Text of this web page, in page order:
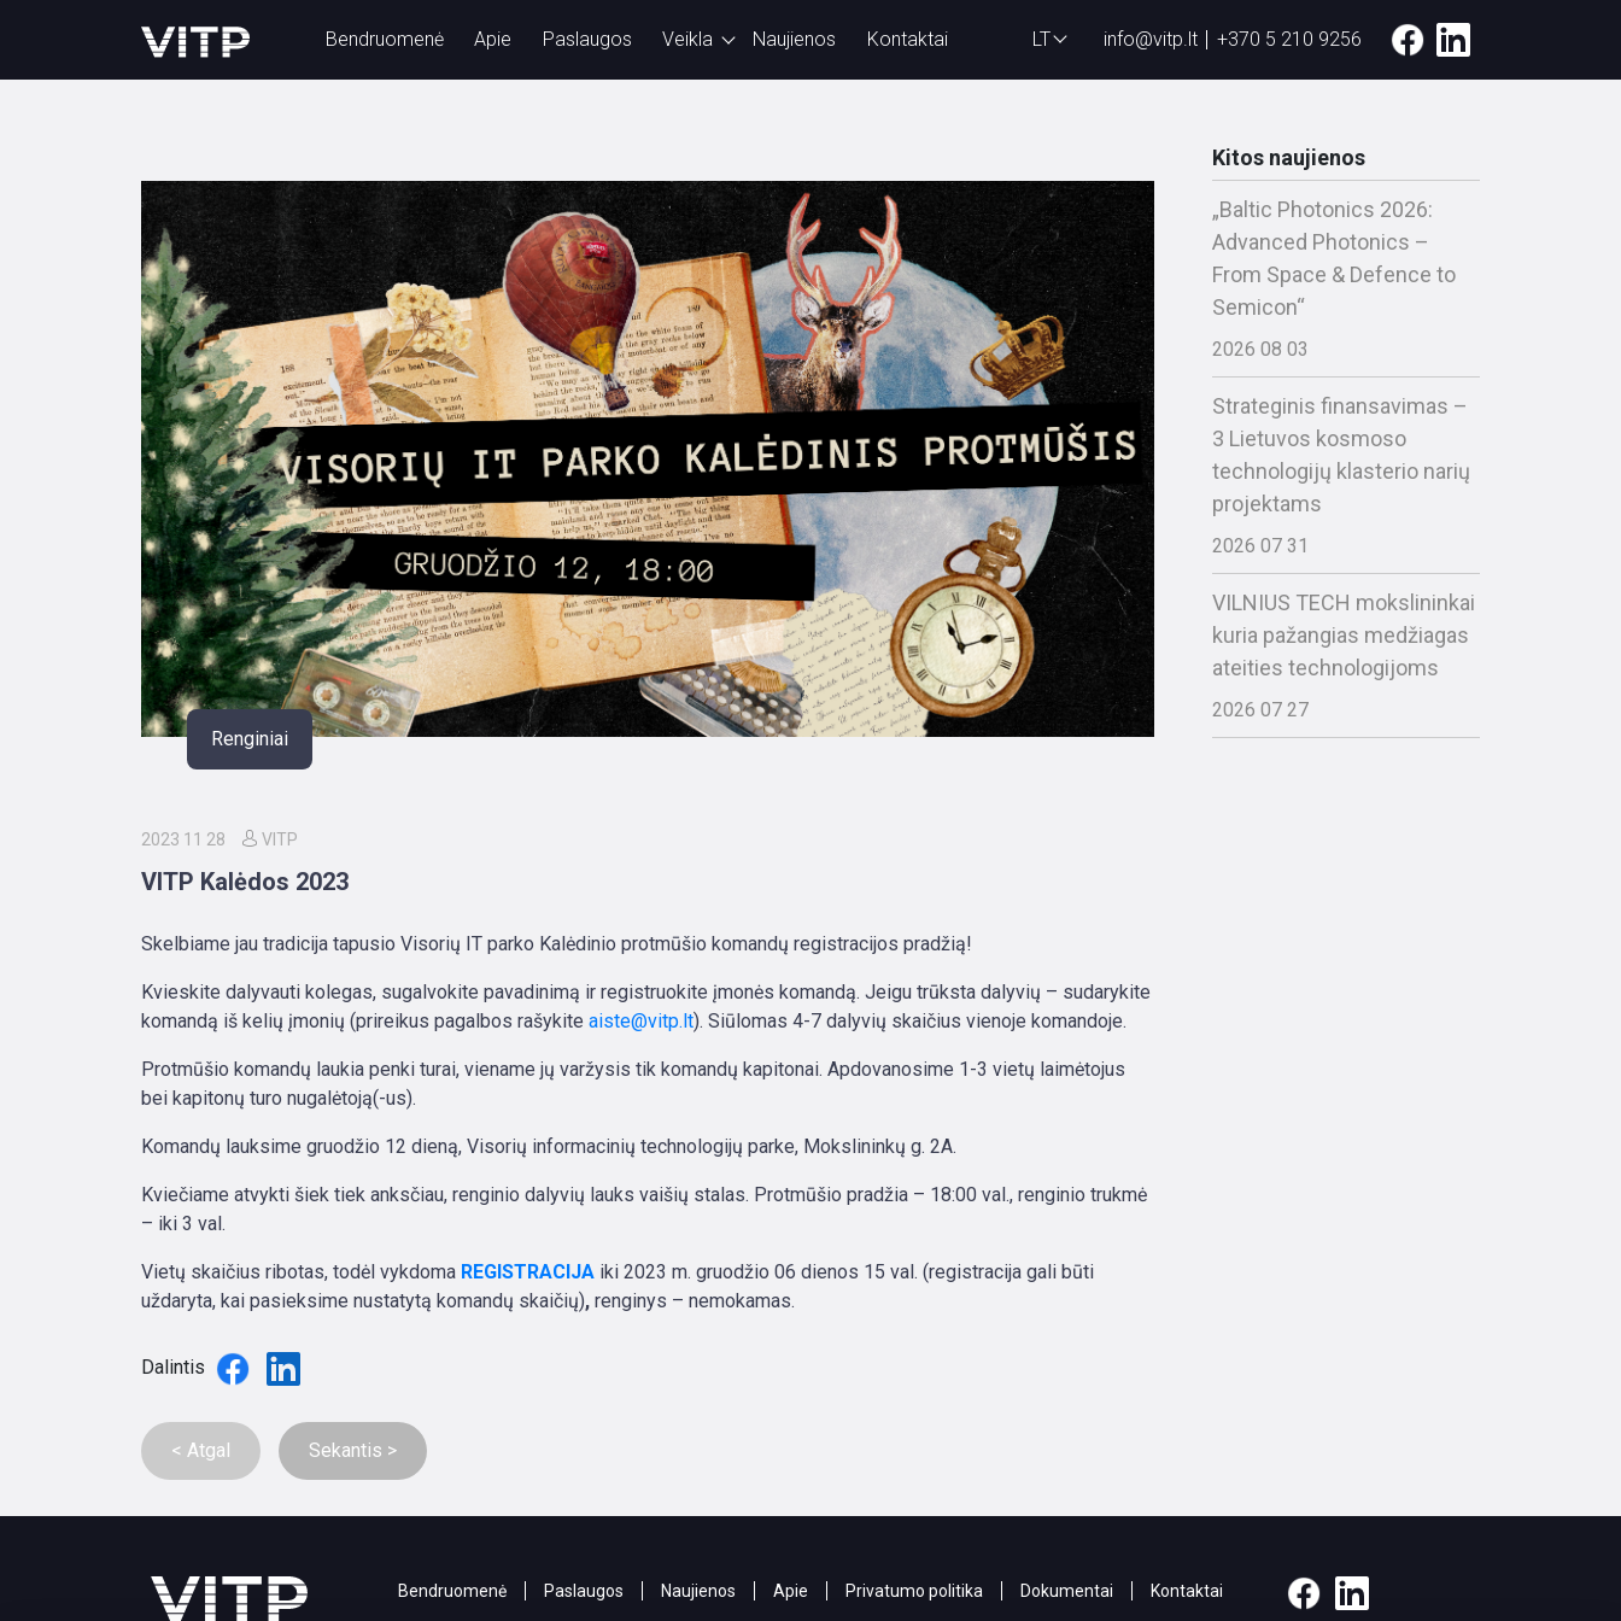
Bendruomenė Apie Paslaugos Veikla Naujienos Kontaktai LT info@vitp.lt +370 5 210 9256
Renginiai
2023 11 28 VITP
VITP Kalėdos 2023
Skelbiame jau tradicija tapusio Visorių IT parko Kalėdinio protmūšio komandų registracijos pradžią!
Kvieskite dalyvauti kolegas, sugalvokite pavadinimą ir registruokite įmonės komandą. Jeigu trūksta dalyvių – sudarykite
komandą iš kelių įmonių (prireikus pagalbos rašykite aiste@vitp.lt). Siūlomas 4-7 dalyvių skaičius vienoje komandoje.
Protmūšio komandų laukia penki turai, viename jų varžysis tik komandų kapitonai. Apdovanosime 1-3 vietų laimėtojus
bei kapitonų turo nugalėtoją(-us).
Komandų lauksime gruodžio 12 dieną, Visorių informacinių technologijų parke, Mokslininkų g. 2A.
Kviečiame atvykti šiek tiek anksčiau, renginio dalyvių lauks vaišių stalas. Protmūšio pradžia – 18:00 val., renginio trukmė
– iki 3 val.
Vietų skaičius ribotas, todėl vykdoma REGISTRACIJA iki 2023 m. gruodžio 06 dienos 15 val. (registracija gali būti
uždaryta, kai pasieksime nustatytą komandų skaičių), renginys – nemokamas.
Dalintis
< Atgal Sekantis >
Kitos naujienos
„Baltic Photonics 2026:
Advanced Photonics –
From Space & Defence to
Semicon“
2026 08 03
Strateginis finansavimas –
3 Lietuvos kosmoso
technologijų klasterio narių
projektams
2026 07 31
VILNIUS TECH mokslininkai
kuria pažangias medžiagas
ateities technologijoms
2026 07 27
Bendruomenė Paslaugos Naujienos Apie Privatumo politika Dokumentai Kontaktai